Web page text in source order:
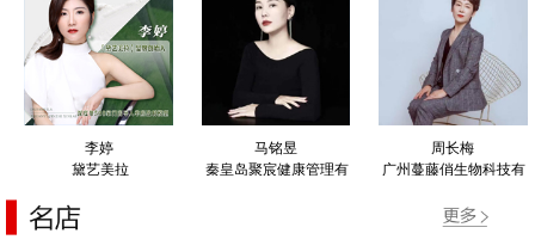
李婷
黛艺美拉
马铭昱
秦皇岛聚宸健康管理有
周长梅
广州蔓藤俏生物科技有